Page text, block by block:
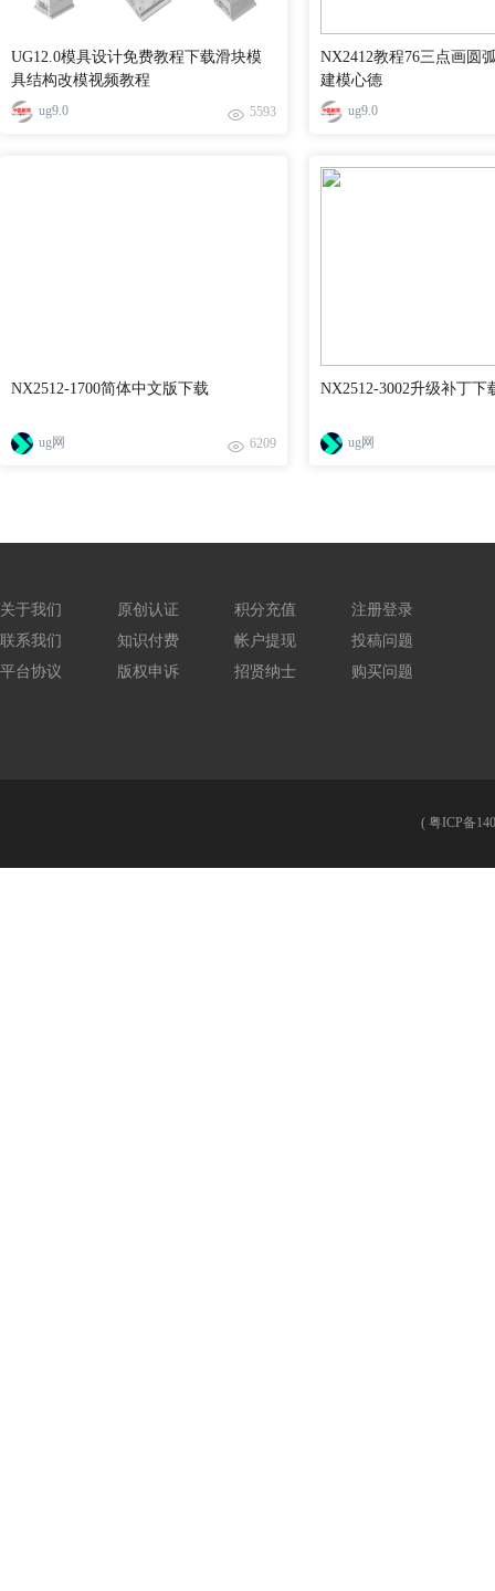
UG12.0模具设计免费教程下载滑块模
具结构改模视频教程
ug9.0 5593
NX2412教程76三点画圆
建模心德
ug9.0
NX2512-1700简体中文版下载
ug网 6209
NX2512-3002升级补丁下
ug网
关于我们
联系我们
平台协议
原创认证
知识付费
版权申诉
积分充值
帐户提现
招贤纳士
注册登录
投稿问题
购买问题
( 粤ICP备